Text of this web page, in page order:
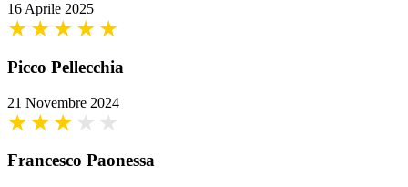
16 Aprile 2025
Picco Pellecchia
21 Novembre 2024
Francesco Paonessa